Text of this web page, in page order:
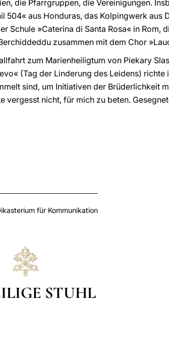
die Pfarrgruppen, die Vereinigungen.
504« aus Honduras, das Kolpingwerk aus
Schule »Caterina di Santa Rosa« in Rom,
zusammen mit dem Chor
zum Marienheiligtum von Piekary
(Tag der Linderung des Leidens) richte
sind, um Initiativen der Brüderlichkeit
vergesst nicht, für mich zu beten.
für Kommunikation
STUHL